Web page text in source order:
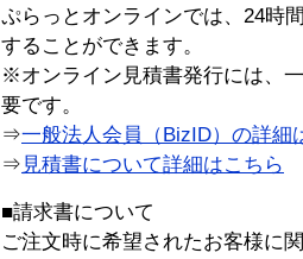
ぷらっとオンラインでは、24時
することができます。
※オンライン見積書発行には、
要です。
⇒一般法人会員（BizID）の詳細
⇒ 見積書について詳細はこちら
■請求書について
ご注文時に希望されたお客様に